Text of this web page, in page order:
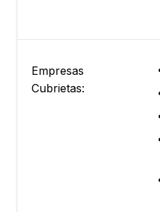
Empresas
Cubrietas: